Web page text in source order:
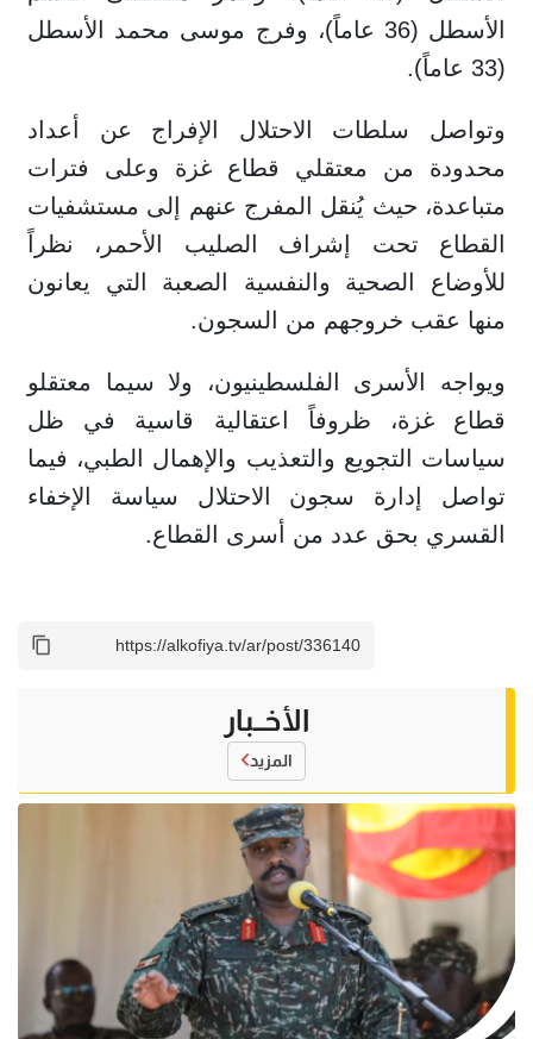
الأسطل (36 عاماً)، وفرج موسى محمد الأسطل
(33 عاماً).
وتواصل سلطات الاحتلال الإفراج عن أعداد
محدودة من معتقلي قطاع غزة وعلى فترات
متباعدة، حيث يُنقل المفرج عنهم إلى مستشفيات
القطاع تحت إشراف الصليب الأحمر، نظراً
للأوضاع الصحية والنفسية الصعبة التي يعانون
منها عقب خروجهم من السجون.
ويواجه الأسرى الفلسطينيون، ولا سيما معتقلو
قطاع غزة، ظروفاً اعتقالية قاسية في ظل
سياسات التجويع والتعذيب والإهمال الطبي، فيما
تواصل إدارة سجون الاحتلال سياسة الإخفاء
القسري بحق عدد من أسرى القطاع.
الأخــبار
المزيد